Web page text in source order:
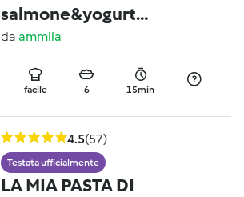
salmone&yogurt
aromatizzata alla
menta Contest pic nic
da ammila
facile 6 15min
4.5(57)
Testata ufficialmente
LA MIA PASTA DI